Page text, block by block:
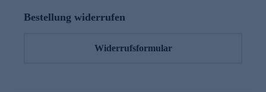
Bestellung widerrufen
Widerrufsformular